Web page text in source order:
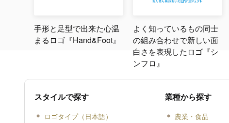
手形と足型で出来た心温
まるロゴ『Hand&Foot』
よく知っているもの同士
の組み合わせで新しい面
白さを表現したロゴ『シ
ンフロ』
スタイルで探す
ロゴタイプ（日本語）
業種から探す
農業・食品